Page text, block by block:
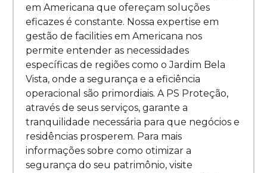
em Americana que ofereçam soluções
eficazes é constante. Nossa expertise em
gestão de facilities em Americana nos
permite entender as necessidades
específicas de regiões como o Jardim Bela
Vista, onde a segurança e a eficiência
operacional são primordiais. A PS Proteção,
através de seus serviços, garante a
tranquilidade necessária para que negócios e
residências prosperem. Para mais
informações sobre como otimizar a
segurança do seu patrimônio, visite